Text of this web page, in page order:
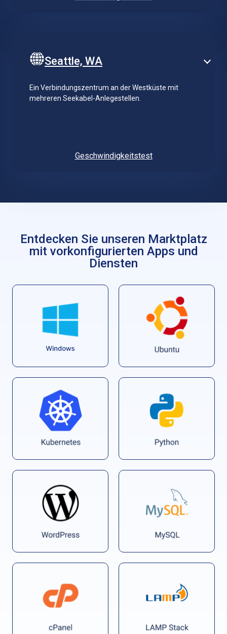
Seattle, WA
Ein Verbindungszentrum an der Westküste mit
mehreren Seekabel-Anlegestellen.
Geschwindigkeitstest
Entdecken Sie unseren Marktplatz
mit vorkonfigurierten Apps und
Diensten